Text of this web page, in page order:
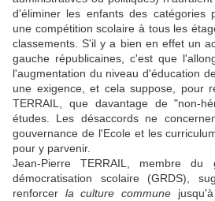
d'éliminer les enfants des catégories
une compétition scolaire à tous les
classements. S'il y a bien en effet un
gauche républicaines, c'est que
l'augmentation du niveau d'éducation
une exigence, et cela suppose, pour
TERRAIL, que davantage de "non-
études. Les désaccords ne
gouvernance de l'Ecole et les
pour y parvenir.
Jean-Pierre TERRAIL, membre
démocratisation scolaire (GRDS),
renforcer la culture commune